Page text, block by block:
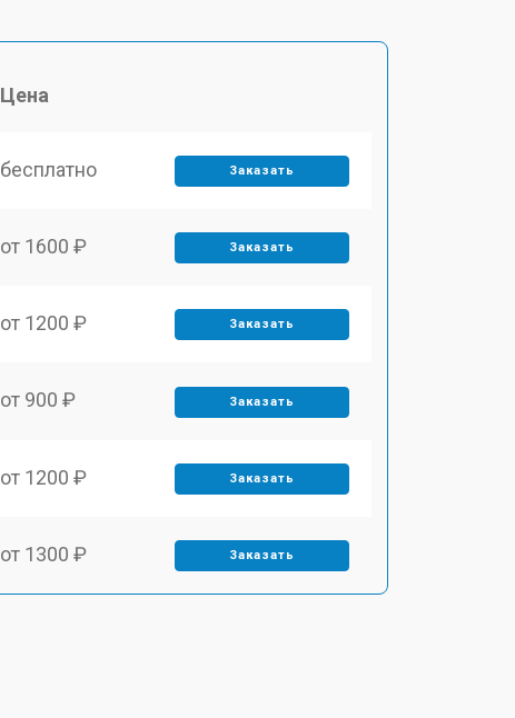
Цена
бесплатно Заказать
от 1600 ₽ Заказать
от 1200 ₽ Заказать
от 900 ₽ Заказать
от 1200 ₽ Заказать
от 1300 ₽ Заказать